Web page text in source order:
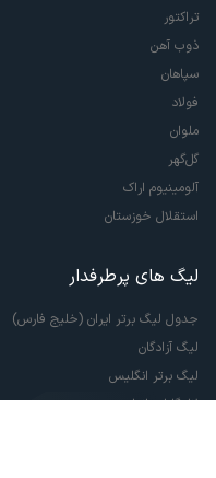
تراکتور
ذوب آهن
سپاهان
فولاد
ملوان
گل‌گهر
آلومینیوم اراک
استقلال خوزستان
لیگ های پرطرفدار
جدول لیگ برتر ایران (خلیج فارس)
لیگ آزادگان
لیگ برتر انگلیس
لالیگا اسپانیا